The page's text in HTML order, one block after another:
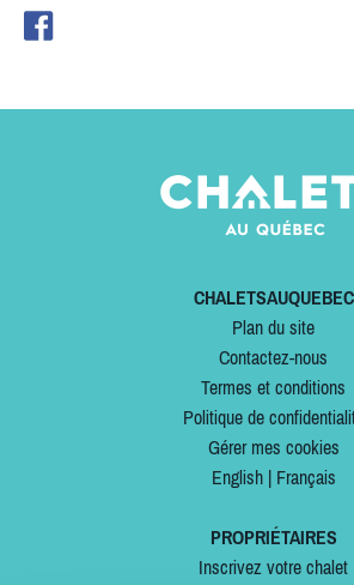
CHALETSAUQUEBEC
Plan du site
Contactez-nous
Termes et conditions
Politique de
Gérer mes cookies
English| Français
PROPRIÉTAIRES
Inscrivez votre chalet